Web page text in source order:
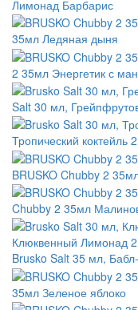
Лимонад Барбарис
35мл Ледяная дыня
2 35мл Энергетик с
Salt 30 мл,
Тропический коктейль 2
BRUSKO Chubby 2
Chubby 2 35мл
Клюквенный Лимонад 2
Brusko Salt 35 мл,
35мл Зеленое яблоко